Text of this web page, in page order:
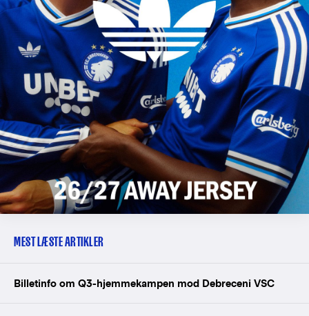
MEST LÆSTE ARTIKLER
Billetinfo om Q3-hjemmekampen mod Debreceni VSC